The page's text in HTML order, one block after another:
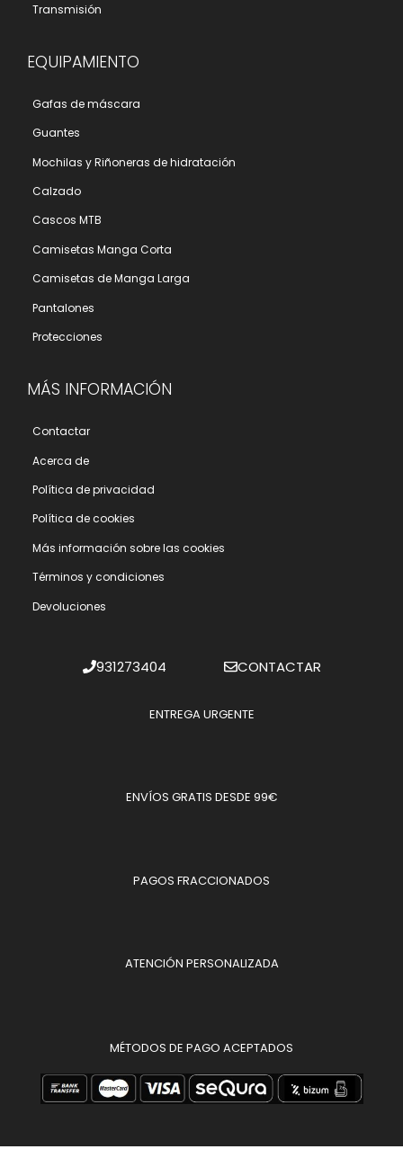
Transmisión
EQUIPAMIENTO
Gafas de máscara
Guantes
Mochilas y Riñoneras de hidratación
Calzado
Cascos MTB
Camisetas Manga Corta
Camisetas de Manga Larga
Pantalones
Protecciones
MÁS INFORMACIÓN
Contactar
Acerca de
Polí­tica de privacidad
Polí­tica de cookies
Más información sobre las cookies
Términos y condiciones
Devoluciones
931273404 CONTACTAR
ENTREGA URGENTE
ENVÍOS GRATIS DESDE 99€
PAGOS FRACCIONADOS
ATENCIÓN PERSONALIZADA
MÉTODOS DE PAGO ACEPTADOS